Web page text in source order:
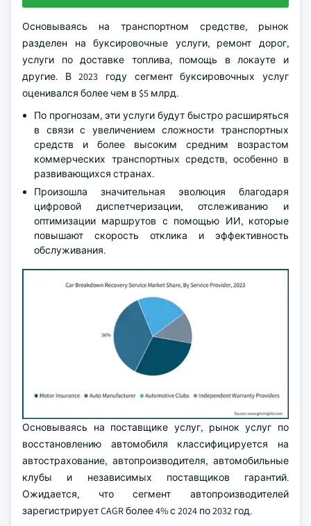
Основываясь на транспортном средстве, рынок
разделен на буксировочные услуги, ремонт дорог,
услуги по доставке топлива, помощь в локауте и
другие. В 2023 году сегмент буксировочных услуг
оценивался более чем в $5 млрд.
По прогнозам, эти услуги будут быстро расширяться
в связи с увеличением сложности транспортных
средств и более высоким средним возрастом
коммерческих транспортных средств, особенно в
развивающихся странах.
Произошла значительная эволюция благодаря
цифровой диспетчеризации, отслеживанию и
оптимизации маршрутов с помощью ИИ, которые
повышают скорость отклика и эффективность
обслуживания.
Основываясь на поставщике услуг, рынок услуг по
восстановлению автомобиля классифицируется на
автострахование, автопроизводителя, автомобильные
клубы и независимых поставщиков гарантий.
Ожидается, что сегмент автопроизводителей
зарегистрирует CAGR более 4% с 2024 по 2032 год.